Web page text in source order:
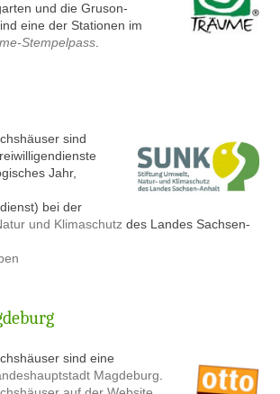
und die Gruson-
eine der Stationen im
Stempelpass
sind
Jahr,
bei der
und Klimaschutz des Landes Sachsen-
sind eine
Magdeburg